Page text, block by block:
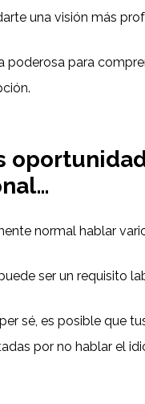
una visión más
poderosa para
normal hablar
ser un requisito
sé, es posible que
por no hablar el